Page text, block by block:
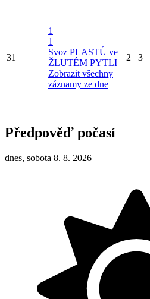
31
1
1
Svoz PLASTŮ ve
ŽLUTÉM PYTLI
Zobrazit všechny
záznamy ze dne
2 3
Předpověď počasí
dnes, sobota 8. 8. 2026